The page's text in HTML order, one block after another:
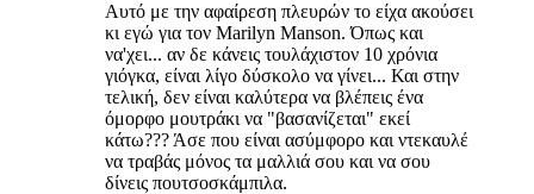
Αυτό με την αφαίρεση πλευρών το είχα ακούσει
κι εγώ για τον Marilyn Manson. Όπως και
να'χει... αν δε κάνεις τουλάχιστον 10 χρόνια
γιόγκα, είναι λίγο δύσκολο να γίνει... Και στην
τελική, δεν είναι καλύτερα να βλέπεις ένα
όμορφο μουτράκι να "βασανίζεται" εκεί
κάτω??? Άσε που είναι ασύμφορο και ντεκαυλέ
να τραβάς μόνος τα μαλλιά σου και να σου
δίνεις πουτσοσκάμπιλα.